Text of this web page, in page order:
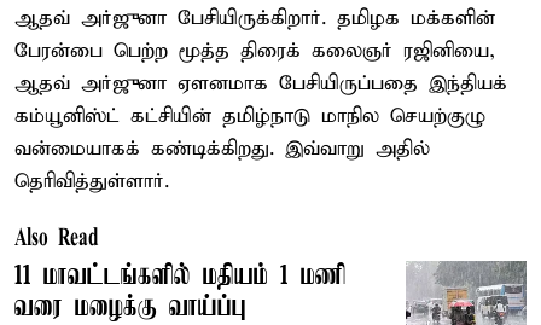
ஆதவ் அர்ஜுனா பேசியிருக்கிறார். தமிழக மக்களின்
பேரன்பை பெற்ற மூத்த திரைக் கலைஞர் ரஜினியை,
ஆதவ் அர்ஜுனா ஏளனமாக பேசியிருப்பதை இந்தியக்
கம்யூனிஸ்ட் கட்சியின் தமிழ்நாடு மாநில செயற்குழு
வன்மையாகக் கண்டிக்கிறது. இவ்வாறு அதில்
தெரிவித்துள்ளார்.
Also Read
11 மாவட்டங்களில் மதியம் 1 மணி
வரை மழைக்கு வாய்ப்பு